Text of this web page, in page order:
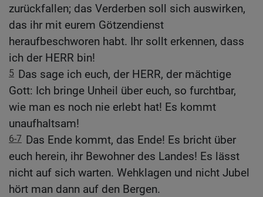
zurückfallen; das Verderben soll sich auswirken,
das ihr mit eurem Götzendienst
heraufbeschworen habt. Ihr sollt erkennen, dass
ich der HERR bin!
5 Das sage ich euch, der HERR, der mächtige
Gott: Ich bringe Unheil über euch, so furchtbar,
wie man es noch nie erlebt hat! Es kommt
unaufhaltsam!
6-7 Das Ende kommt, das Ende! Es bricht über
euch herein, ihr Bewohner des Landes! Es lässt
nicht auf sich warten. Wehklagen und nicht Jubel
hört man dann auf den Bergen.